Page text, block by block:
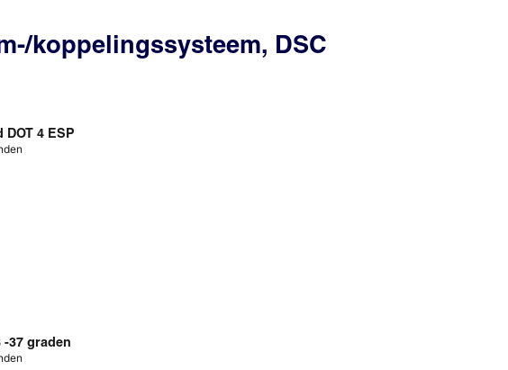
koppelingssysteem, DSC
4 ESP
-37 graden